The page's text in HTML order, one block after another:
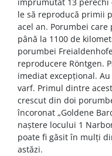
împrumutat 13
le să reproducă primii
acel an. Porumbei
până la 1100 de
porumbei
reproducere Röntgen.
imediat excepțional.
varf. Primul dintre
crescut din doi
încoronat „Goldene
naștere locului 1
poate fi găsit în mulți
astăzi.